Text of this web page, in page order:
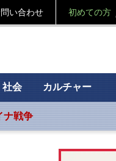
い合わせ 初めての方
社会 カルチャー
ナ戦争